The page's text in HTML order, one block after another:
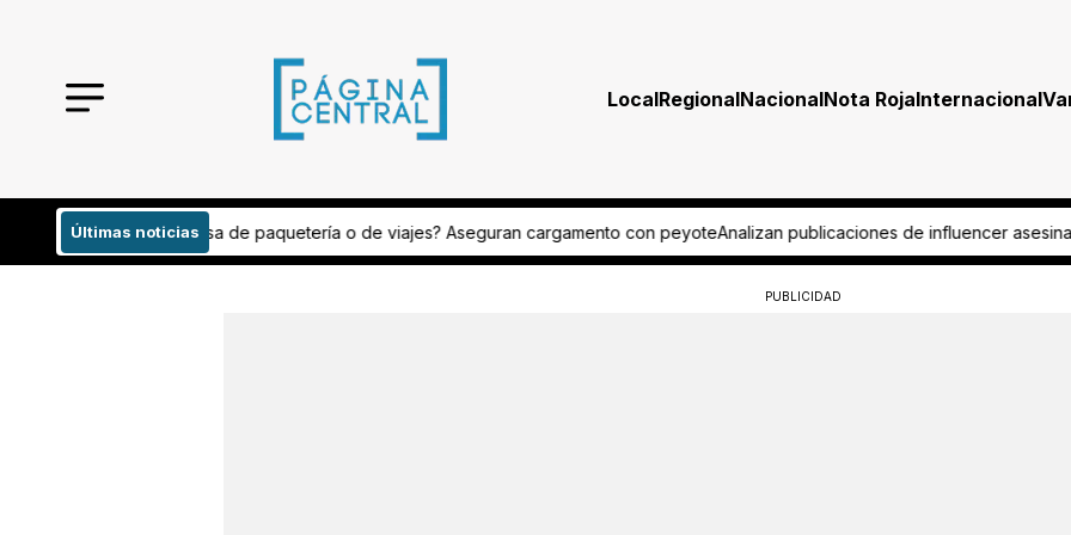
LocalRegionalNacionalNota RojaInternacional
Últimas noticias
de paquetería o de viajes? Aseguran cargamento con peyoteAnalizan publicaciones de influencer asesinado en CuliacánPide
PUBLICIDAD